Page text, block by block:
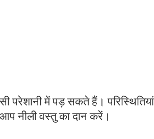
परेशानी में पड़ सकते हैं। परिस्थितियां
नीली वस्तु का दान करें।